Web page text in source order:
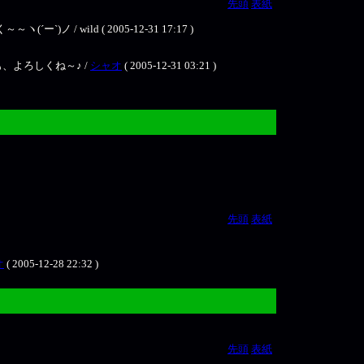
先頭 表紙
～ヽ(´ー`)ノ / wild ( 2005-12-31 17:17 )
よろしくね～♪ / シャオ ( 2005-12-31 03:21 )
先頭 表紙
( 2005-12-28 22:32 )
先頭 表紙